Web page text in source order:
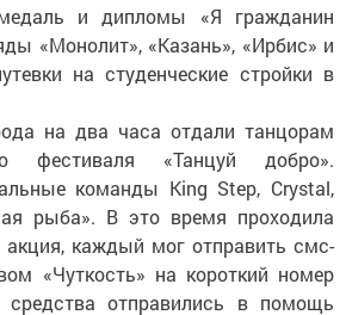
и дипломы «Я гражданин
«Монолит», «Казань», «Ирбис» и
на студенческие стройки в
на два часа отдали танцорам
фестиваля «Танцуй добро».
команды King Step, Crystal,
рыба». В это время проходила
акция, каждый мог отправить смс-
«Чуткость» на короткий номер
отправились в помощь